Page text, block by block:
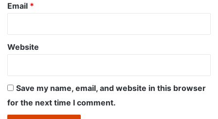
Email *
Website
Save my name, email, and website in this browser
for the next time I comment.